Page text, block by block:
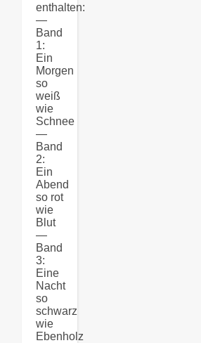
enthalten:
—
Band
1:
Ein
Morgen
so
weiß
wie
Schnee
—
Band
2:
Ein
Abend
so rot
wie
Blut
—
Band
3:
Eine
Nacht
so
schwarz
wie
Ebenholz